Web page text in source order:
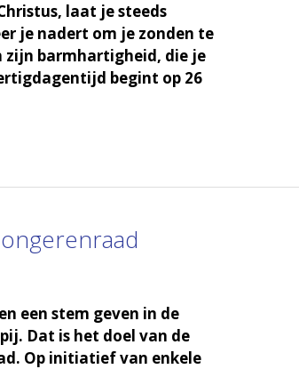
laat je steeds
je nadert om je zonden te
zijn barmhartigheid, die je
begint op 26
een stem geven in de
Dat is het doel van de
Op initiatief van enkele